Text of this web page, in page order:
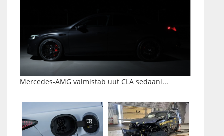
Mercedes-AMG valmistab uut CLA sedaani...